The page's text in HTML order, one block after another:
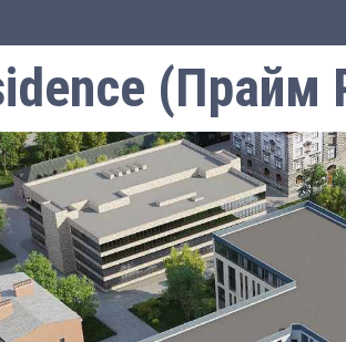
(Прайм